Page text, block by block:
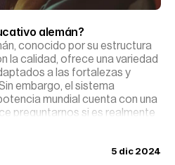
alemán?
conocido por su estructura
la calidad, ofrece una variedad
a las fortalezas y
embargo, el sistema
mundial cuenta con una
preguntarnos si es realmente
5 dic 2024